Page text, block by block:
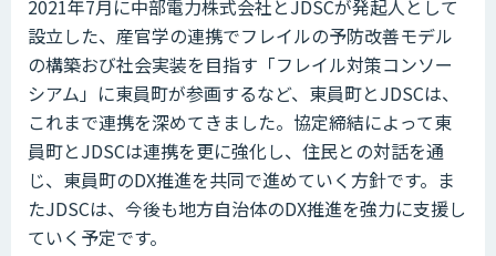
2021年7月に中部電力株式会社とJDSCが発起人として
設立した、産官学の連携でフレイルの予防改善モデル
の構築おび社会実装を目指す「フレイル対策コンソー
シアム」に東員町が参画するなど、東員町とJDSCは、
これまで連携を深めてきました。協定締結によって東
員町とJDSCは連携を更に強化し、住民との対話を通
じ、東員町のDX推進を共同で進めていく方針です。ま
たJDSCは、今後も地方自治体のDX推進を強力に支援し
ていく予定です。